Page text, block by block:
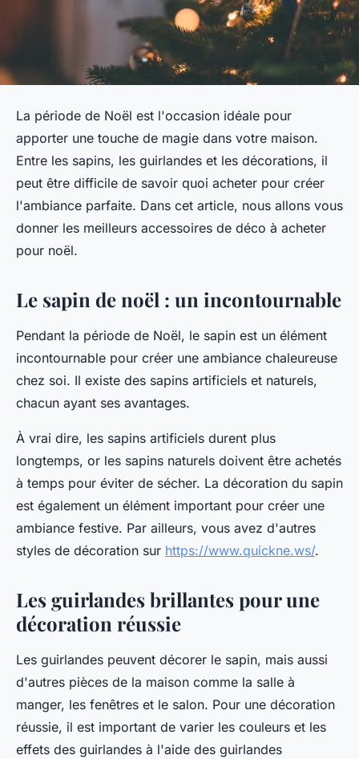
La période de Noël est l'occasion idéale pour
apporter une touche de magie dans votre maison.
Entre les sapins, les guirlandes et les décorations, il
peut être difficile de savoir quoi acheter pour créer
l'ambiance parfaite. Dans cet article, nous allons vous
donner les meilleurs accessoires de déco à acheter
pour noël.
Le sapin de noël : un incontournable
Pendant la période de Noël, le sapin est un élément
incontournable pour créer une ambiance chaleureuse
chez soi. Il existe des sapins artificiels et naturels,
chacun ayant ses avantages.
À vrai dire, les sapins artificiels durent plus
longtemps, or les sapins naturels doivent être achetés
à temps pour éviter de sécher. La décoration du sapin
est également un élément important pour créer une
ambiance festive. Par ailleurs, vous avez d'autres
styles de décoration sur https://www.quickne.ws/.
Les guirlandes brillantes pour une
décoration réussie
Les guirlandes peuvent décorer le sapin, mais aussi
d'autres pièces de la maison comme la salle à
manger, les fenêtres et le salon. Pour une décoration
réussie, il est important de varier les couleurs et les
effets des guirlandes à l'aide des guirlandes